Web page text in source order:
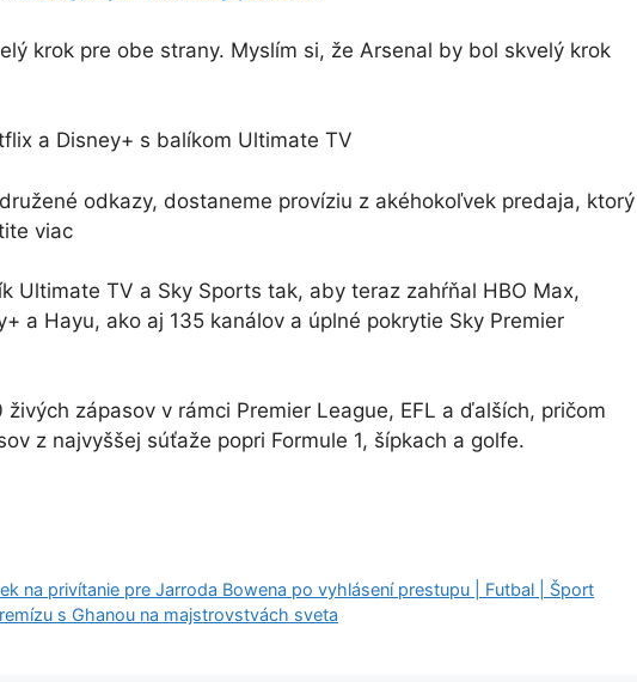
krok pre obe strany. Myslím si, že Arsenal by bol skvelý krok
a Disney+ s balíkom Ultimate TV
odkazy, dostaneme províziu z akéhokoľvek predaja, ktorý
viac
Ultimate TV a Sky Sports tak, aby teraz zahŕňal HBO Max,
a Hayu, ako aj 135 kanálov a úplné pokrytie Sky Premier
zápasov v rámci Premier League, EFL a ďalších, pričom
z najvyššej súťaže popri Formule 1, šípkach a golfe.
na privítanie pre Jarroda Bowena po vyhlásení prestupu | Futbal | Šport
s Ghanou na majstrovstvách sveta